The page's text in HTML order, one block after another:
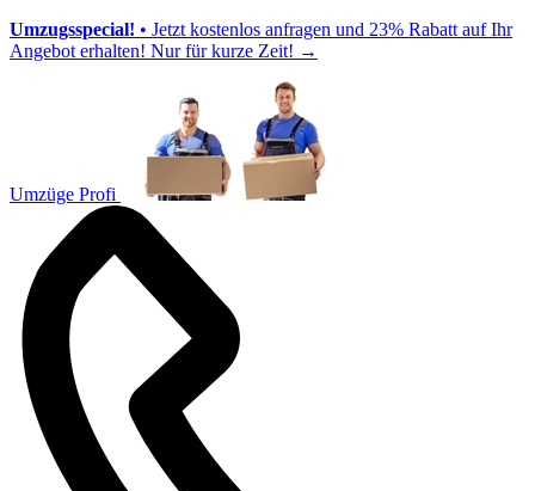
Umzugsspecial! • Jetzt kostenlos anfragen und 23% Rabatt auf Ihr
Angebot erhalten! Nur für kurze Zeit! →
Umzüge Profi